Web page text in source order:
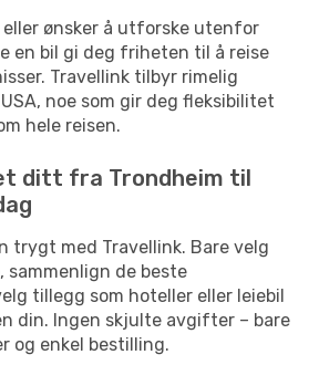
eller ønsker å utforske utenfor
en bil gi deg friheten til å reise
Travellink tilbyr rimelig
noe som gir deg fleksibilitet
hele reisen.
ditt fra Trondheim til
trygt med Travellink. Bare velg
sammenlign de beste
tillegg som hoteller eller leiebil
din. Ingen skjulte avgifter – bare
og enkel bestilling.